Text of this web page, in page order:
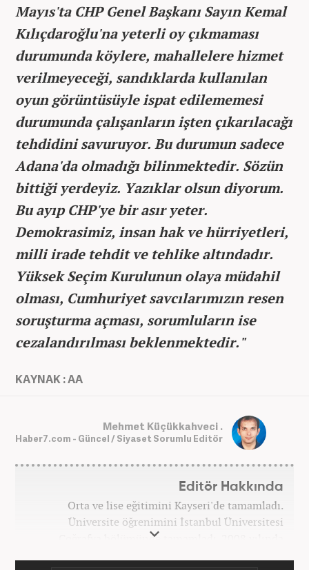
Mayıs'ta CHP Genel Başkanı Sayın Kemal
Kılıçdaroğlu'na yeterli oy çıkmaması
durumunda köylere, mahallelere hizmet
verilmeyeceği, sandıklarda kullanılan
oyun görüntüsüyle ispat edilememesi
durumunda çalışanların işten çıkarılacağı
tehdidini savuruyor. Bu durumun sadece
Adana'da olmadığı bilinmektedir. Sözün
bittiği yerdeyiz. Yazıklar olsun diyorum.
Bu ayıp CHP'ye bir asır yeter.
Demokrasimiz, insan hak ve hürriyetleri,
milli irade tehdit ve tehlike altındadır.
Yüksek Seçim Kurulunun olaya müdahil
olması, Cumhuriyet savcılarımızın resen
soruşturma açması, sorumluların ise
cezalandırılması beklenmektedir."
KAYNAK : AA
Mehmet Küçükkahveci .
Haber7.com - Güncel / Siyaset Sorumlu Editör
Editör Hakkında
Orta ve lise eğitimini Kayseri'de tamamladı.
Üniversite öğrenimini İstanbul Üniversitesi
Coğrafya bölümünde tamamladı. 2008 yılında